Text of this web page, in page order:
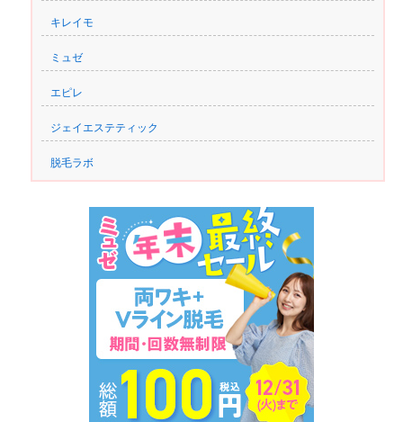
キレイモ
ミュゼ
エピレ
ジェイエステティック
脱毛ラボ